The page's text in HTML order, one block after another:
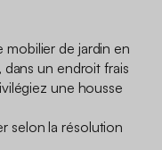
de jardin en
un endroit frais
une housse
selon la résolution